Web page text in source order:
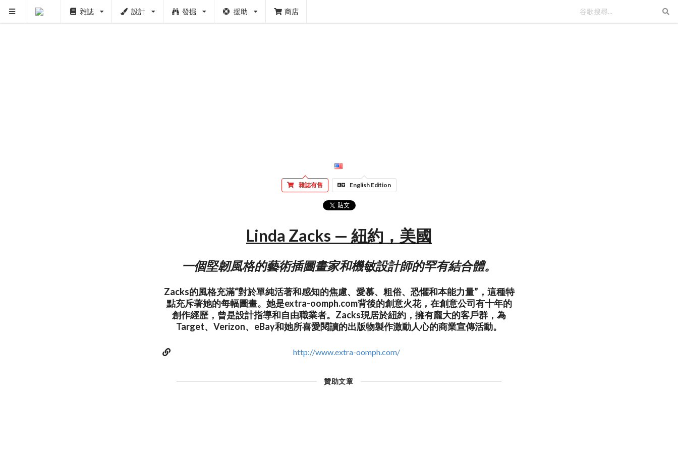
雜誌 設計 發掘 援助 商店
雜誌有售 English Edition
Linda Zacks — 紐約，美國
一個堅韌風格的藝術插圖畫家和機敏設計師的罕有結合體。
Zacks的風格充滿“對於單純活著和感知的焦慮、愛慕、粗俗、恐懼和本能力量”，這種特
點充斥著她的每幅圖畫。她是extra-oomph.com背後的創意火花，在創意公司有十年的
創作經歷，曾是設計指導和自由職業者。Zacks現居於紐約，擁有龐大的客戶群，為
Target、Verizon、eBay和她所喜愛閱讀的出版物製作激動人心的商業宣傳活動。
http://www.extra-oomph.com/
贊助文章